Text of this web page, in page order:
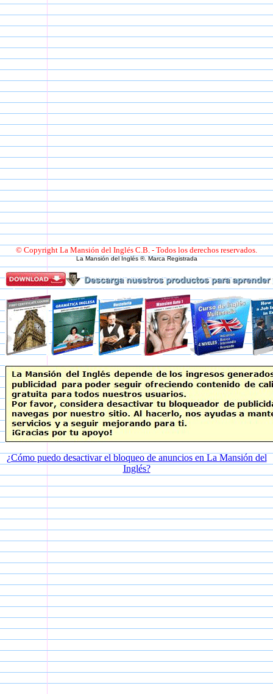
© Copyright La Mansión del Inglés C.B. - Todos los derechos reservados.
La Mansión del Inglés ®. Marca Registrada
¿Cómo puedo desactivar el bloqueo de anuncios en La Mansión del
Inglés?